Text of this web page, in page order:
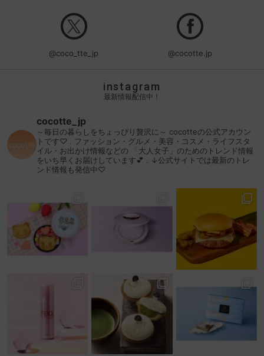
@coco_tte_jp @cocotte.jp
instagram
最新情報配信中！
cocotte_jp
～毎日の暮らしをちょっぴり贅沢に～ cocotteの公式アカウン
トです♡ . ファッション・グルメ・美容・コスメ・ライフスタ
イル・お出かけ情報などの 「大人女子」のためのトレンド情報
をいち早くお届けしています💕 . ↓公式サイトでは最新のトレ
ンド情報も発信中♡